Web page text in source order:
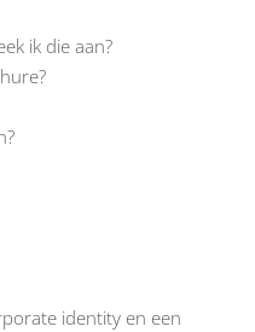
ik die aan?
identity en een